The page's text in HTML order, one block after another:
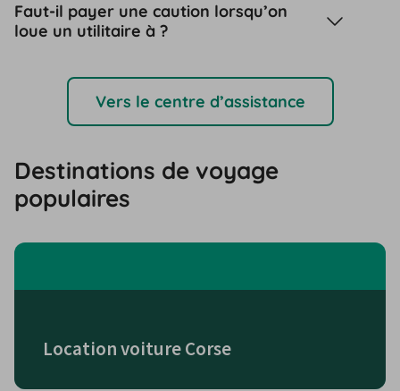
Faut-il payer une caution lorsqu’on
loue un utilitaire à ?
Vers le centre d’assistance
Destinations de voyage
populaires
Location voiture Corse